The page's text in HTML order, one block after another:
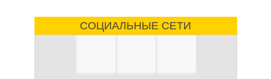
СОЦИАЛЬНЫЕ СЕТИ